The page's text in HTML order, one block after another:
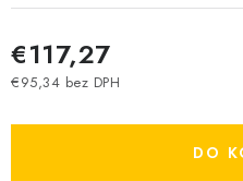
€117,27
€95,34 bez DPH
DO